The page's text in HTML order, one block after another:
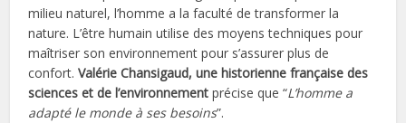
milieu naturel, l’homme a la faculté de transformer la
nature. L’être humain utilise des moyens techniques pour
maîtriser son environnement pour s’assurer plus de
confort.Valérie Chansigaud, une historienne française des
sciences et de l’environnement précise que “L’homme a
adapté le monde à ses besoins”.